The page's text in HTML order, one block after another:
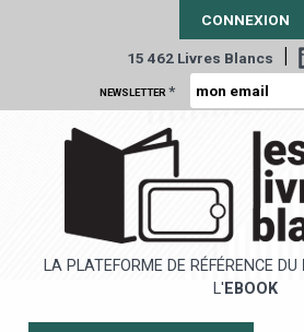
CONNEXION
15 462 Livres Blancs |
NEWSLETTER *
LA PLATEFORME DE RÉFÉRENCE DU
L' EBOOK